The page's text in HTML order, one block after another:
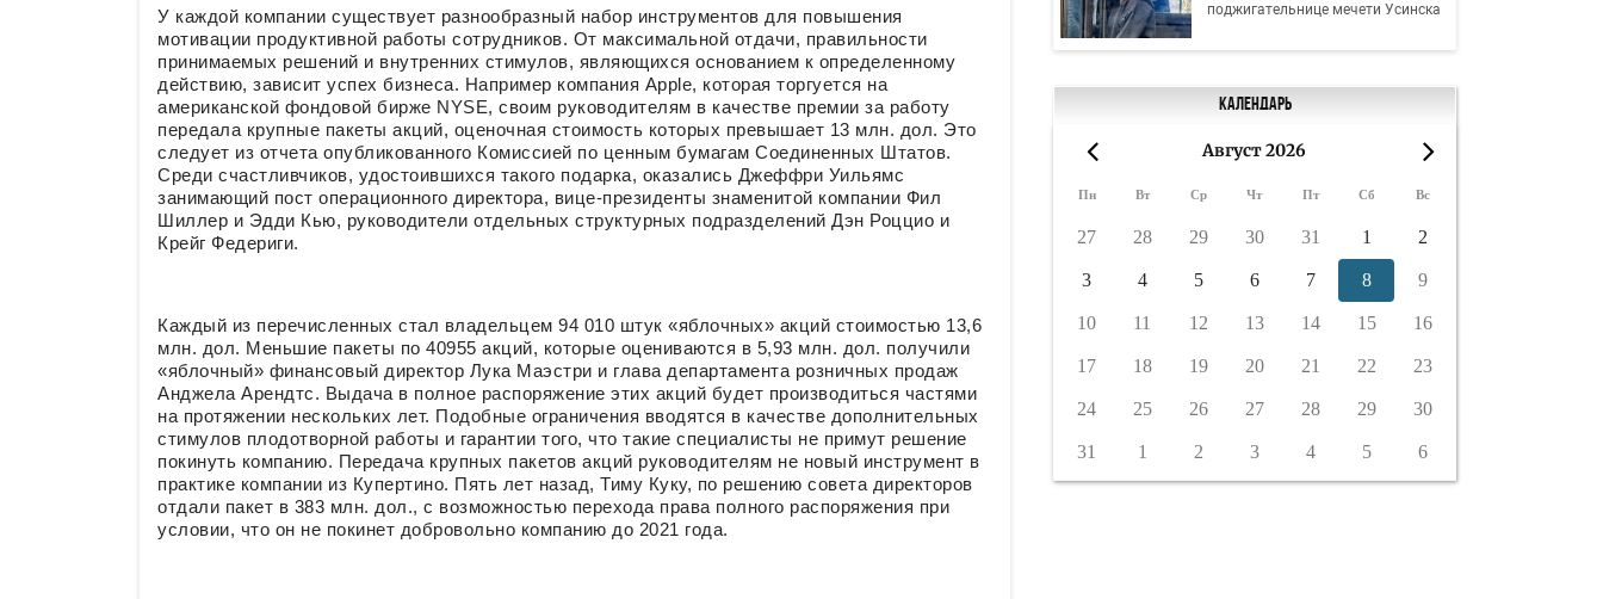
У каждой компании существует разнообразный набор инструментов для повышения
мотивации продуктивной работы сотрудников. От максимальной отдачи, правильности
принимаемых решений и внутренних стимулов, являющихся основанием к определенному
действию, зависит успех бизнеса. Например компания Apple, которая торгуется на
американской фондовой бирже NYSE, своим руководителям в качестве премии за работу
передала крупные пакеты акций, оценочная стоимость которых превышает 13 млн. дол. Это
следует из отчета опубликованного Комиссией по ценным бумагам Соединенных Штатов.
Среди счастливчиков, удостоившихся такого подарка, оказались Джеффри Уильямс
занимающий пост операционного директора, вице-президенты знаменитой компании Фил
Шиллер и Эдди Кью, руководители отдельных структурных подразделений Дэн Роццио и
Крейг Федериги.
Каждый из перечисленных стал владельцем 94 010 штук «яблочных» акций стоимостью 13,6
млн. дол. Меньшие пакеты по 40955 акций, которые оцениваются в 5,93 млн. дол. получили
«яблочный» финансовый директор Лука Маэстри и глава департамента розничных продаж
Анджела Арендтс. Выдача в полное распоряжение этих акций будет производиться частями
на протяжении нескольких лет. Подобные ограничения вводятся в качестве дополнительных
стимулов плодотворной работы и гарантии того, что такие специалисты не примут решение
покинуть компанию. Передача крупных пакетов акций руководителям не новый инструмент в
практике компании из Купертино. Пять лет назад, Тиму Куку, по решению совета директоров
отдали пакет в 383 млн. дол., с возможностью перехода права полного распоряжения при
условии, что он не покинет добровольно компанию до 2021 года.
поджигательнице мечети Усинска
Календарь
Август 2026
Пн Вт Ср Чт Пт Сб Вс
27 28 29 30 31 1 2
3 4 5 6 7 8 9
10 11 12 13 14 15 16
17 18 19 20 21 22 23
24 25 26 27 28 29 30
31 1 2 3 4 5 6